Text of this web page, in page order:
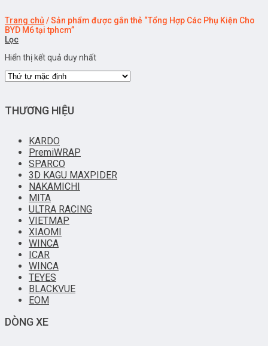
Trang chủ /Sản phẩm được gắn thẻ “Tổng Hợp Các Phụ Kiện Cho
BYD M6 tại tphcm”
Lọc
Hiển thị kết quả duy nhất
THƯƠNG HIỆU
KARDO
PremiWRAP
SPARCO
3D KAGU MAXPIDER
NAKAMICHI
MITA
ULTRA RACING
VIETMAP
XIAOMI
WINCA
ICAR
WINCA
TEYES
BLACKVUE
EOM
DÒNG XE